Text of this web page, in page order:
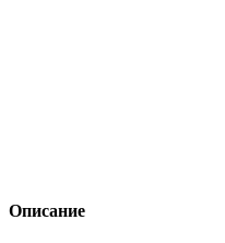
Описание